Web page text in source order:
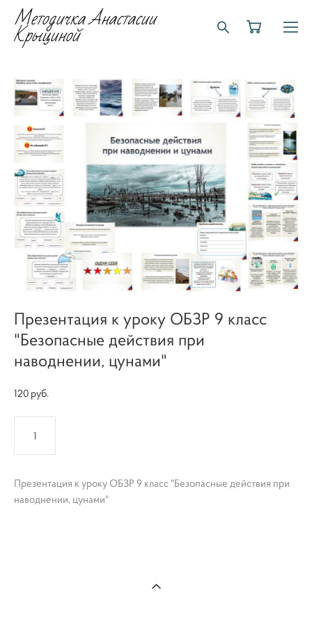
Методичка Анастасии
Крыциной
Презентация к уроку ОБЗР 9 класс
"Безопасные действия при
наводнении, цунами"
120 pуб.
Презентация к уроку ОБЗР 9 класс "Безопасные действия при
наводнении, цунами"